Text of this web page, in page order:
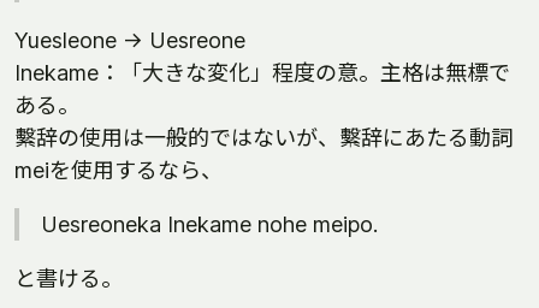
Yuesleone -> Uesreone
Inekame：「大きな変化」程度の意。主格は無標で
ある。
繫辞の使用は一般的ではないが、繫辞にあたる動詞
meiを使用するなら、
Uesreoneka Inekame nohe meipo.
と書ける。